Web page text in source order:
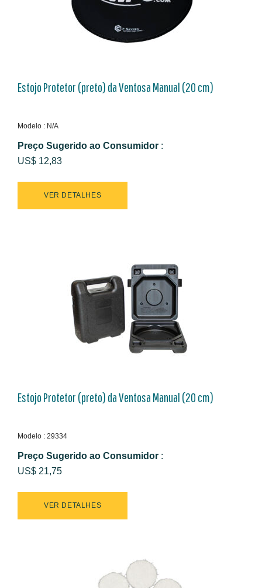
Estojo Protetor (preto) da Ventosa Manual (20 cm)
Modelo : N/A
Preço Sugerido ao Consumidor :
US$ 12,83
VER DETALHES
Estojo Protetor (preto) da Ventosa Manual (20 cm)
Modelo : 29334
Preço Sugerido ao Consumidor :
US$ 21,75
VER DETALHES